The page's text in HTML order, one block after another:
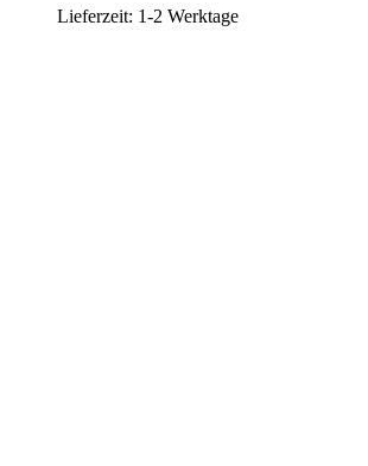
Lieferzeit: 1-2 Werktage